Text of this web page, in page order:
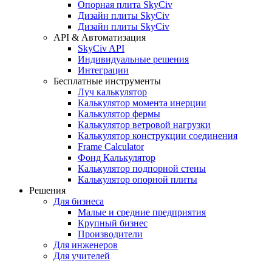
Опорная плита SkyCiv
Дизайн плиты SkyCiv
Дизайн плиты SkyCiv
API & Автоматизация
SkyCiv API
Индивидуальные решения
Интеграции
Бесплатные инструменты
Луч калькулятор
Калькулятор момента инерции
Калькулятор фермы
Калькулятор ветровой нагрузки
Калькулятор конструкции соединения
Frame Calculator
Фонд Калькулятор
Калькулятор подпорной стены
Калькулятор опорной плиты
Решения
Для бизнеса
Малые и средние предприятия
Крупный бизнес
Производители
Для инженеров
Для учителей